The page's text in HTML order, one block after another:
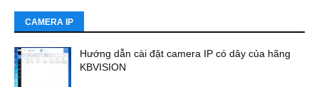
CAMERA IP
Hướng dẫn cài đặt camera IP có dây của hãng
KBVISION